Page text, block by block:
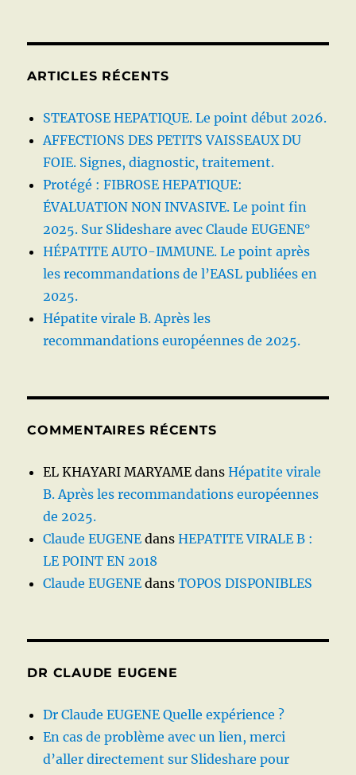
PUBLIES
EN
ARTICLES RÉCENTS
STEATOSE HEPATIQUE. Le point début 2026.
AFFECTIONS DES PETITS VAISSEAUX DU
FOIE. Signes, diagnostic, traitement.
Protégé : FIBROSE HEPATIQUE:
ÉVALUATION NON INVASIVE. Le point fin
2025. Sur Slideshare avec Claude EUGENE°
HÉPATITE AUTO-IMMUNE. Le point après
les recommandations de l’EASL publiées en
2025.
Hépatite virale B. Après les
recommandations européennes de 2025.
COMMENTAIRES RÉCENTS
EL KHAYARI MARYAME dansHépatite virale
B. Après les recommandations européennes
de 2025.
Claude EUGENE dansHEPATITE VIRALE B :
LE POINT EN 2018
Claude EUGENE dansTOPOS DISPONIBLES
DR CLAUDE EUGENE
Dr Claude EUGENE Quelle expérience ?
En cas de problème avec un lien, merci
d’aller directement sur Slideshare pour